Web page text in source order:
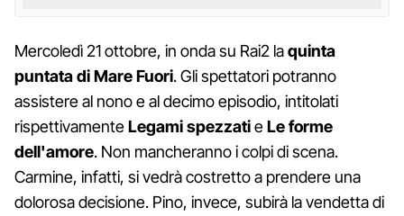
Mercoledì 21 ottobre, in onda su Rai2 laquinta
puntata di Mare Fuori. Gli spettatori potranno
assistere al nono e al decimo episodio, intitolati
rispettivamenteLegami spezzatieLe forme
dell'amore. Non mancheranno i colpi di scena.
Carmine, infatti, si vedrà costretto a prendere una
dolorosa decisione. Pino, invece, subirà la vendetta di